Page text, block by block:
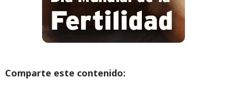
Comparte este contenido: